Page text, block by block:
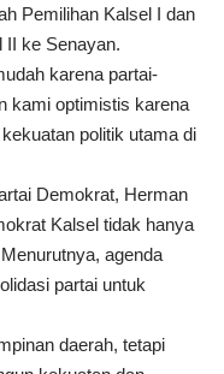
Pemilihan Kalsel I dan
II ke Senayan.
karena partai-
kami optimistis karena
politik utama di
Demokrat, Herman
Kalsel tidak hanya
agenda
partai untuk
daerah, tetapi